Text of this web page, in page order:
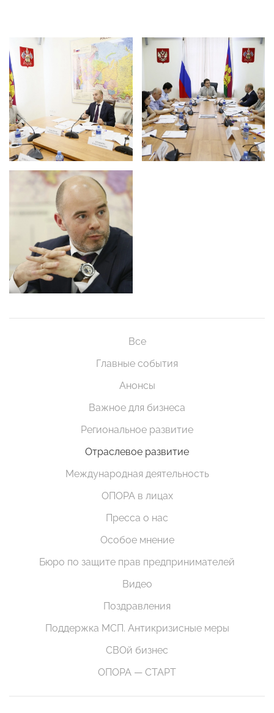
Все
Главные события
Анонсы
Важное для бизнеса
Региональное развитие
Отраслевое развитие
Международная деятельность
ОПОРА в лицах
Пресса о нас
Особое мнение
Бюро по защите прав предпринимателей
Видео
Поздравления
Поддержка МСП. Антикризисные меры
СВОй бизнес
ОПОРА — СТАРТ